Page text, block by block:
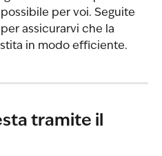
per voi. Seguite
assicurarvi che la
in modo efficiente.
tramite il